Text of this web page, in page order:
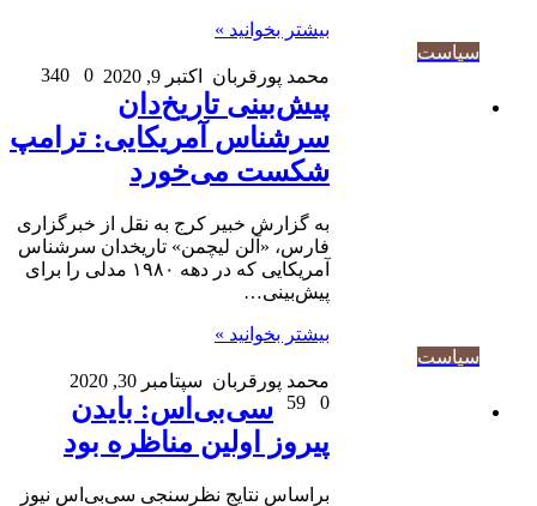
بیشتر بخوانید »
سیاست
محمد پورقربان
اکتبر 9, 2020 0
پیش‌بینی تاریخ‌دان
سرشناس آمریکایی: ترامپ
شکست می‌خورد
به گزارش خبیر کرج به نقل از خبرگزاری
فارس، «آلن لیچمن» تاریخدان سرشناس
آمریکایی که در دهه ۱۹۸۰ مدلی را برای
پیش‌بینی…
بیشتر بخوانید »
سیاست
محمد پورقربان سپتامبر 30, 2020
0
سی‌بی‌اس: بایدن
پیروز اولین مناظره بود
براساس نتایج نظرسنجی سی‌بی‌اس نیوز